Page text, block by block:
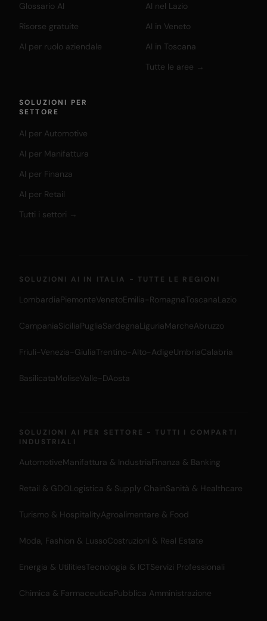
Glossario AI
Risorse gratuite
AI per ruolo aziendale
AI nel Lazio
AI in Veneto
AI in Toscana
Tutte le aree →
SOLUZIONI PER
SETTORE
AI per Automotive
AI per Manifattura
AI per Finanza
AI per Retail
Tutti i settori →
SOLUZIONI AI IN ITALIA - TUTTE LE REGIONI
LombardiaPiemonteVenetoEmilia-RomagnaToscanaLazio
CampaniaSiciliaPugliaSardegnaLiguriaMarcheAbruzzo
Friuli-Venezia-GiuliaTrentino-Alto-AdigeUmbriaCalabria
BasilicataMoliseValle-DAosta
SOLUZIONI AI PER SETTORE - TUTTI I COMPARTI
INDUSTRIALI
AutomotiveManifattura & IndustriaFinanza & Banking
Retail & GDOLogistica & Supply ChainSanità & Healthcare
Turismo & HospitalityAgroalimentare & Food
Moda, Fashion & LussoCostruzioni & Real Estate
Energia & UtilitiesTecnologia & ICTServizi Professionali
Chimica & FarmaceuticaPubblica Amministrazione